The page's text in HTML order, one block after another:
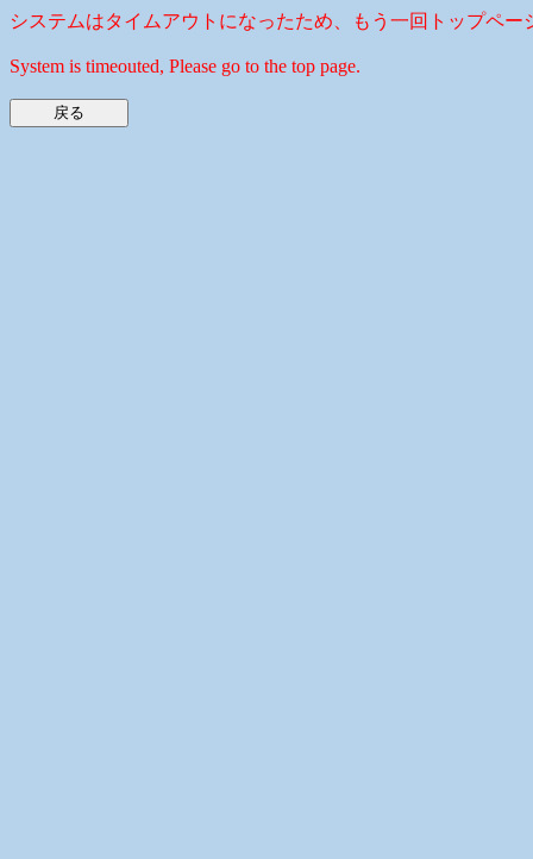
システムはタイムアウトになったため、もう一回トップペー
System is timeouted, Please go to the top page.